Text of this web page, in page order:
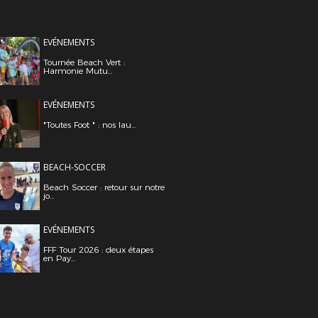
EVÉNEMENTS
Tournée Beach Vert :
Harmonie Mutu...
EVÉNEMENTS
"Toutes Foot " : nos lau...
BEACH-SOCCER
Beach Soccer : retour sur notre
jo...
EVÉNEMENTS
FFF Tour 2026 : deux étapes
en Pay...